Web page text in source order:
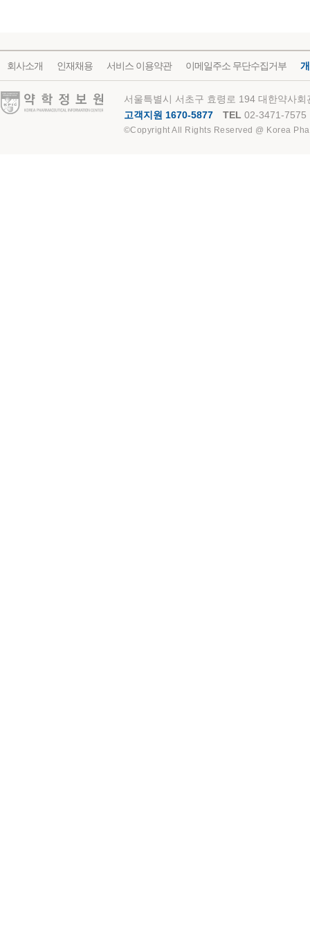
회사소개 인재채용 서비스 이용약관 이메일주소 무단수집거부
약학정보원
서울특별시 서초구 효령로 194 대한약사
고객지원 1670-5877
TEL 02-3471-7575
©Copyright All Rights Reserved @ Korea